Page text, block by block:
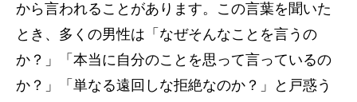
から言われることがあります。この言葉を聞いた
とき、多くの男性は「なぜそんなことを言うの
か？」「本当に自分のことを思って言っているの
か？」「単なる遠回しな拒絶なのか？」と戸惑う